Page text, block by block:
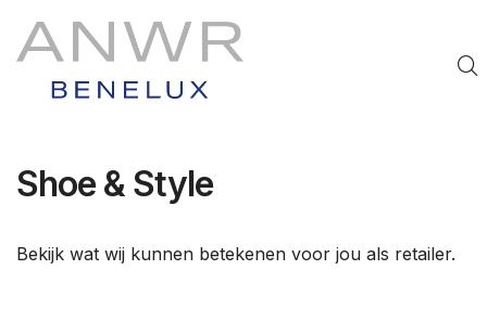
Shoe & Style
Bekijk wat wij kunnen betekenen voor jou als retailer.